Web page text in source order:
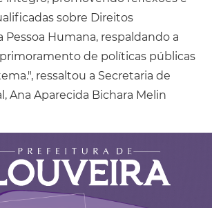
sobre Direitos
Humana, respaldando a
de políticas públicas
ressaltou a Secretaria de
Ana Aparecida Bichara Melin